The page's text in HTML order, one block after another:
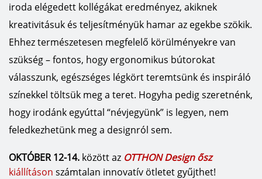
iroda elégedett kollégákat eredményez, akiknek
kreativitásuk és teljesítményük hamar az egekbe szökik.
Ehhez természetesen megfelelő körülményekre van
szükség – fontos, hogy ergonomikus bútorokat
válasszunk, egészséges légkört teremtsünk és inspiráló
színekkel töltsük meg a teret. Hogyha pedig szeretnénk,
hogy irodánk egyúttal “névjegyünk” is legyen, nem
feledkezhetünk meg a designról sem.
OKTÓBER 12-14. között az OTTHON Design ősz
kiállításon számtalan innovatív ötletet gyűjthet!